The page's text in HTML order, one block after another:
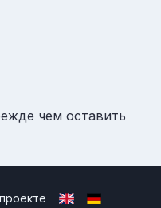
чем оставить